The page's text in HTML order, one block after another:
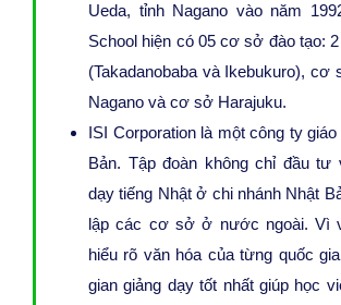
Ueda, tỉnh Nagano vào năm
School hiện có 05 cơ sở đào tạo:
(Takadanobaba và Ikebukuro),
Nagano và cơ sở Harajuku.
ISI Corporation là một công ty
Bản. Tập đoàn không chỉ đầu tư
dạy tiếng Nhật ở chi nhánh Nhật
lập các cơ sở ở nước ngoài. Vì
hiểu rõ văn hóa của từng quốc
gian giảng dạy tốt nhất giúp học